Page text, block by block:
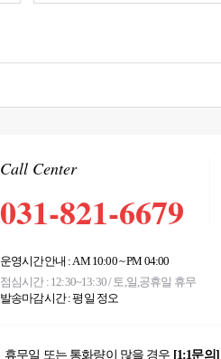
Call Center
031-821-6679
운영시간안내 : AM 10:00 ~ PM 04:00
점심시간 : 12:30~13:30 / 토,일,공휴일 휴무
발송마감시간 : 평일 정오
휴무일 또는 통화량이 많을 경우 [1:1문의]